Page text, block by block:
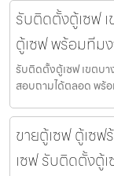
รับติดตั้งตู้เซฟ
ตู้เซฟ พร้อมทีม
รับติดตั้งตู้เซฟ เขตบ
สอบถามได้ตลอด พร้
ขายตู้เซฟ ตู้เซ
เซฟ รับติดตั้งตู้